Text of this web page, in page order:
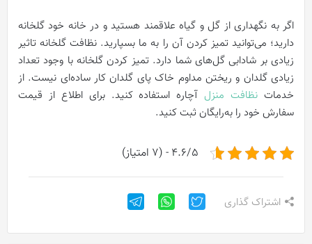
اگر به نگهداری از گل و گیاه علاقمند هستید و در خانه خود گلخانه
دارید؛ می‌توانید تمیز کردن آن را به ما بسپارید. نظافت گلخانه تاثیر
زیادی بر شادابی گل‌های شما دارد. تمیز کردن گلخانه با وجود تعداد
زیادی گلدان و ریختن مداوم خاک پای گلدان کار ساده‌ای نیست. از
خدمات نظافت منزل آچاره استفاده کنید. برای اطلاع از قیمت
سفارش خود را به‌رایگان ثبت کنید.
4.6/5 - (7 امتیاز)
اشتراک گذاری